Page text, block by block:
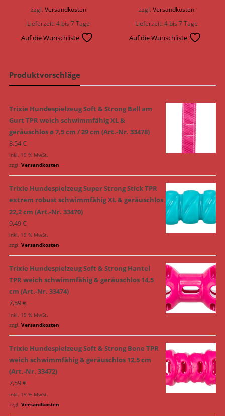
zzgl.Versandkosten
Lieferzeit:4 bis 7 Tage
Auf die Wunschliste
zzgl. Versandkosten
Lieferzeit:4 bis 7 Tage
Auf die Wunschliste
Produktvorschläge
Trixie Hundespielzeug Soft & Strong Ball am
Gurt TPR weich schwimmfähig XL &
geräuschlos ø 7,5 cm / 29 cm (Art.-Nr. 33478)
8,54€
inkl. 19 % MwSt.
zzgl. Versandkosten
Trixie Hundespielzeug Super Strong Stick TPR
extrem robust schwimmfähig XL & geräuschlos
22,2 cm (Art.-Nr. 33470)
9,49€
inkl. 19 % MwSt.
zzgl. Versandkosten
Trixie Hundespielzeug Soft & Strong Hantel
TPR weich schwimmfähig & geräuschlos 14,5
cm (Art.-Nr. 33474)
7,59€
inkl. 19 % MwSt.
zzgl. Versandkosten
Trixie Hundespielzeug Soft & Strong Bone TPR
weich schwimmfähig & geräuschlos 12,5 cm
(Art.-Nr. 33472)
7,59€
inkl. 19 % MwSt.
zzgl. Versandkosten